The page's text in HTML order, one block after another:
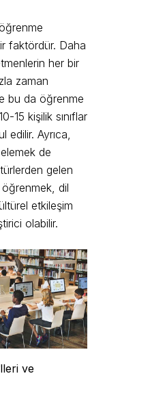
faktördür. Daha
her bir
zaman
bu da öğrenme
15 kişilik sınıflar
edilir. Ayrıca,
de
gelen
dil
etkileşim
olabilir.
ve